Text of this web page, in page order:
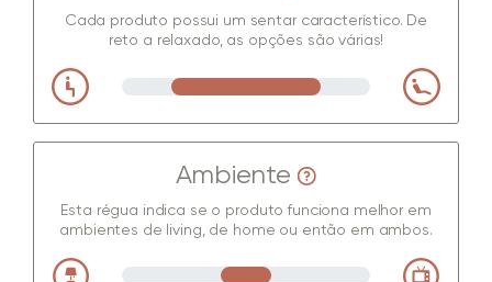
Cada produto possui um sentar característico. De
reto a relaxado, as opções são várias!
Ambiente
Esta régua indica se o produto funciona melhor em
ambientes de living, de home ou então em ambos.